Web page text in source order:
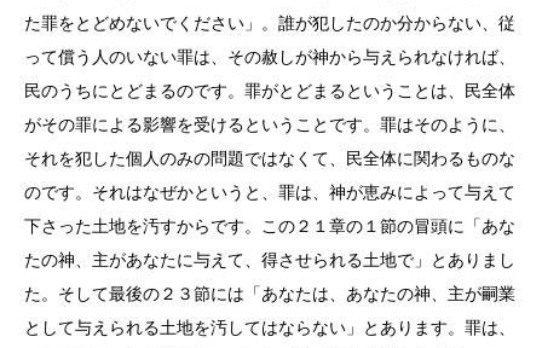
た罪をとどめないでください」。誰が犯したのか分からない、従
って償う人のいない罪は、その赦しが神から与えられなければ、
民のうちにとどまるのです。罪がとどまるということは、民全体
がその罪による影響を受けるということです。罪はそのように、
それを犯した個人のみの問題ではなくて、民全体に関わるものな
のです。それはなぜかというと、罪は、神が恵みによって与えて
下さった土地を汚すからです。この２１章の１節の冒頭に「あな
たの神、主があなたに与えて、得させられる土地で」とありまし
た。そして最後の２３節には「あなたは、あなたの神、主が嗣業
として与えられる土地を汚してはならない」とあります。罪は、